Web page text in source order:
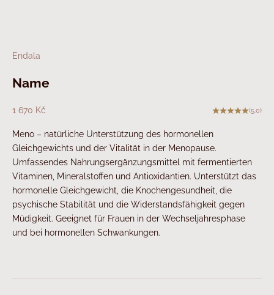
Endala
Name
Angebot
1 670 Kč (5.0)
Meno – natürliche Unterstützung des hormonellen
Gleichgewichts und der Vitalität in der Menopause.
Umfassendes Nahrungsergänzungsmittel mit fermentierten
Vitaminen, Mineralstoffen und Antioxidantien. Unterstützt das
hormonelle Gleichgewicht, die Knochengesundheit, die
psychische Stabilität und die Widerstandsfähigkeit gegen
Müdigkeit. Geeignet für Frauen in der Wechseljahresphase
und bei hormonellen Schwankungen.